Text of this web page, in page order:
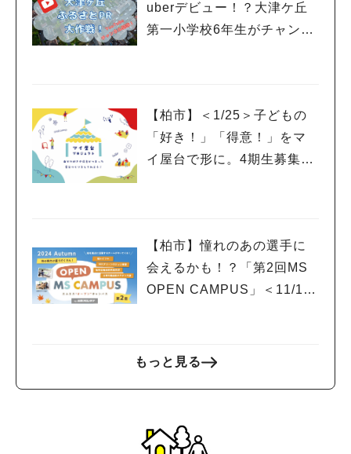
uberデビュー！？大津ケ丘
第一小学校6年生がチャンネ
【柏市】＜1/25＞子どもの
「好き！」「得意！」をマ
イ屋台で形に。4期生募集の
【柏市】憧れのあの選手に
会えるかも！？「第2回MS
OPEN CAMPUS」＜11/17
もっと見る